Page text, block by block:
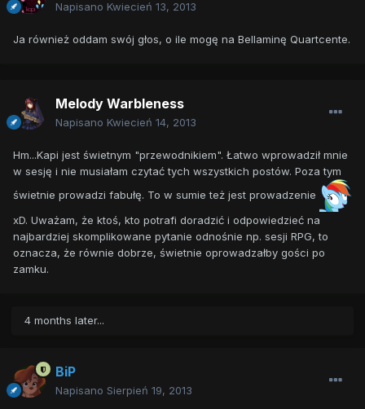
Napisano Kwiecień 13, 2013
Ja również oddam swój głos, o ile mogę na Bellaminę Quartcente.
Melody Warbleness
Napisano Kwiecień 14, 2013
Hm...Kapi jest świetnym "przewodnikiem". Łatwo wprowadził mnie
w sesję i nie musiałam czytać tych wszystkich postów. Poza tym
świetnie prowadzi fabułę. To w sumie też jest prowadzenie
xD. Uważam, że ktoś, kto potrafi doradzić i odpowiedzieć na
najbardziej skomplikowane pytanie odnośnie np. sesji RPG, to
oznacza, że równie dobrze, świetnie oprowadzałby gości po
zamku.
4 months later...
BiP
Napisano Sierpień 19, 2013